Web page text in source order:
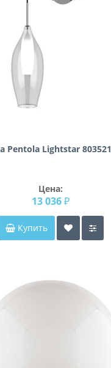
Pentola Lightstar 803521
Цена:
13 036 ₽
Купить